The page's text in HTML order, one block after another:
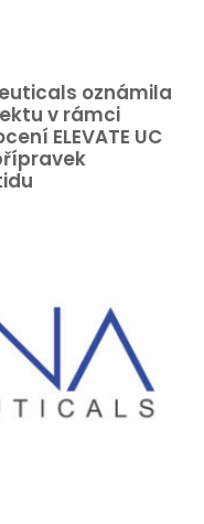
oznámila
v rámci
ELEVATE UC